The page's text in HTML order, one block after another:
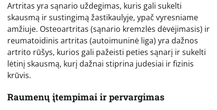
Artritas yra sąnario uždegimas, kuris gali sukelti
skausmą ir sustingimą žastikaulyje, ypač vyresniame
amžiuje. Osteoartritas (sąnario kremzlės dėvėjimasis) ir
reumatoidinis artritas (autoimuninė liga) yra dažnos
artrito rūšys, kurios gali pažeisti peties sąnarį ir sukelti
lėtinį skausmą, kurį dažnai stiprina judesiai ir fizinis
krūvis.
Raumenų įtempimai ir pervargimas